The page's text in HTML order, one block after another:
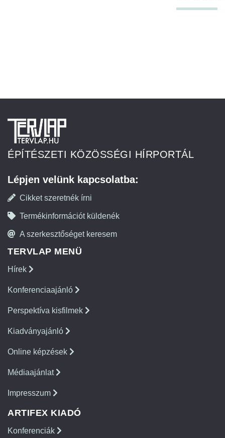
ÉPÍTÉSZETI KÖZÖSSÉGI HÍRPORTÁL
Lépjen velünk kapcsolatba:
Cikket szeretnék írni
Termékinformációt küldenék
A szerkesztőséget keresem
TERVLAP MENÜ
Hírek
Konferenciaajánló
Perspektíva kisfilmek
Kiadványajánló
Online képzések
Médiaajánlat
Impresszum
ARTIFEX KIADÓ
Konferenciák